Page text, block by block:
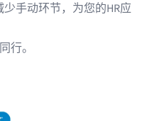
手动环节，为您的HR应
行。